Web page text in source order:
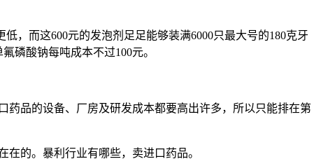
，而这600元的发泡剂足足能够装满6000只最大号的180克牙
磷酸钠每吨成本不过100元。
品的设备、厂房及研发成本都要高出许多，所以只能排在第
的。暴利行业有哪些，卖进口药品。